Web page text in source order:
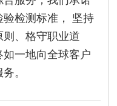
检测标准， 坚持
、格守职业道
一地向全球客户
。